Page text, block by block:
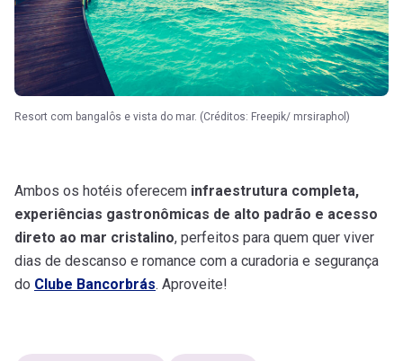
Resort com bangalôs e vista do mar. (Créditos: Freepik/ mrsiraphol)
Ambos os hotéis oferecem infraestrutura completa,
experiências gastronômicas de alto padrão e acesso
direto ao mar cristalino, perfeitos para quem quer viver
dias de descanso e romance com a curadoria e segurança
do Clube Bancorbrás. Aproveite!